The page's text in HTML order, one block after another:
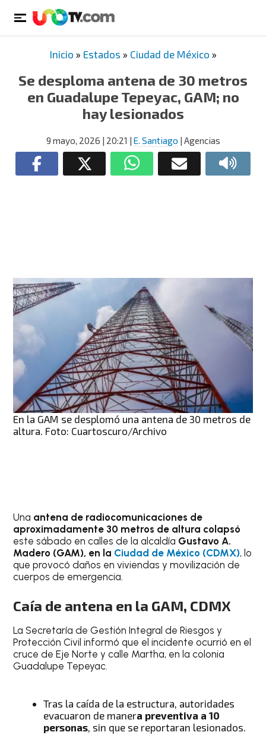
Inicio » Estados » Ciudad de México »
Se desploma antena de 30 metros
en Guadalupe Tepeyac, GAM; no
hay lesionados
9 mayo, 2026 | 20:21 | E. Santiago | Agencias
En la GAM se desplomó una antena de 30 metros de
altura. Foto: Cuartoscuro/Archivo
Una antena de radiocomunicaciones de
aproximadamente 30 metros de altura colapsó
este sábado en calles de la alcaldía Gustavo A.
Madero (GAM), en la Ciudad de México (CDMX), lo
que provocó daños en viviendas y movilización de
cuerpos de emergencia.
Caía de antena en la GAM, CDMX
La Secretaría de Gestión Integral de Riesgos y
Protección Civil informó que el incidente ocurrió en el
cruce de Eje Norte y calle Martha, en la colonia
Guadalupe Tepeyac.
Tras la caída de la estructura, autoridades
evacuaron de manera preventiva a 10
personas , sin que se reportaran lesionados.